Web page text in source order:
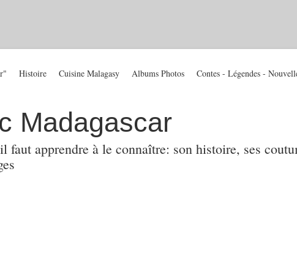
Madagascar
faut apprendre à le connaître: son histoire, ses
Histoire Cuisine Malagasy Albums Photos Contes - Légendes -